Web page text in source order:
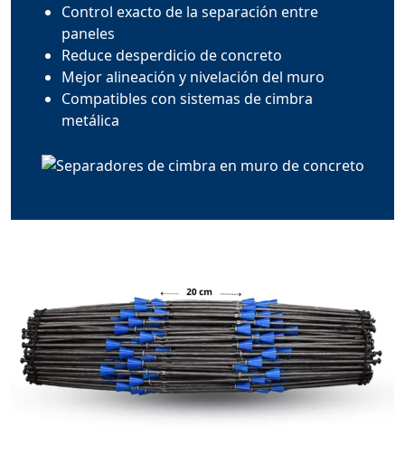
Control exacto de la separación entre
paneles
Reduce desperdicio de concreto
Mejor alineación y nivelación del muro
Compatibles con sistemas de cimbra
metálica